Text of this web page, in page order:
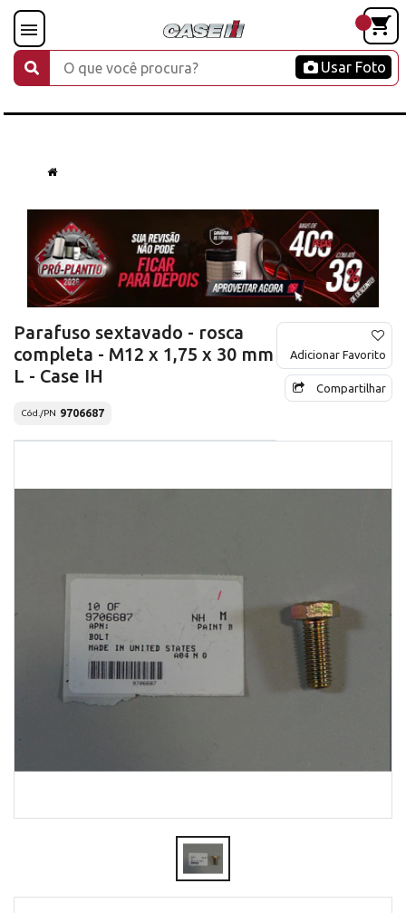
Usar Foto
Parafuso sextavado - rosca
completa - M12 x 1,75 x 30 mm
L - Case IH
Cód./PN 9706687
Adicionar Favorito
Compartilhar